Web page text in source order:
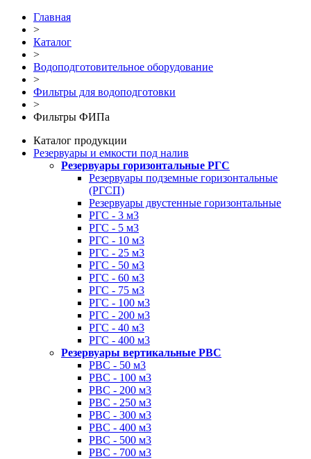
Главная
>
Каталог
>
Водоподготовительное оборудование
>
Фильтры для водоподготовки
>
Фильтры ФИПа
Каталог продукции
Резервуары и емкости под налив
Резервуары горизонтальные РГС
Резервуары подземные горизонтальные
(РГСП)
Резервуары двустенные горизонтальные
РГС - 3 м3
РГС - 5 м3
РГС - 10 м3
РГС - 25 м3
РГС - 50 м3
РГС - 60 м3
РГС - 75 м3
РГС - 100 м3
РГС - 200 м3
РГС - 40 м3
РГС - 400 м3
Резервуары вертикальные РВС
РВС - 50 м3
РВС - 100 м3
РВС - 200 м3
РВС - 250 м3
РВС - 300 м3
РВС - 400 м3
РВС - 500 м3
РВС - 700 м3